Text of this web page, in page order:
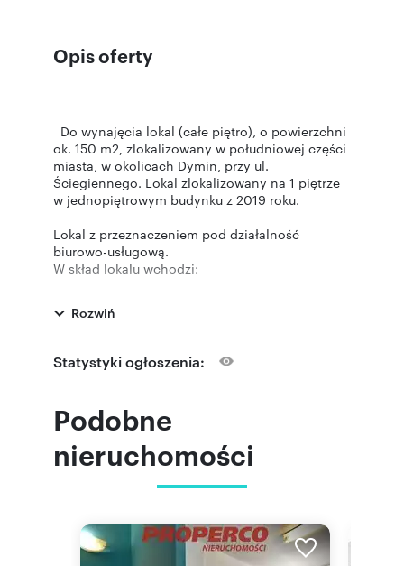
Opis oferty
Do wynajęcia lokal (całe piętro), o powierzchni
ok. 150 m2, zlokalizowany w południowej części
miasta, w okolicach Dymin, przy ul.
Ściegiennego. Lokal zlokalizowany na 1 piętrze
w jednopiętrowym budynku z 2019 roku.
Lokal z przeznaczeniem pod działalność
biurowo-usługową.
W skład lokalu wchodzi:
- toaleta
Zamontowana klimatyzacja, ogrzewanie
podłogowe, w budynku zamontowany
wprowadzenia i rozpoczęcia działalności;
monitorowana, z alarmem.
miasta, ok. 8 km od centrum, przy drodze
Rzeszów.
W cenie czynszu ogrzewanie lokalu.
Rozwiń
Statystyki ogłoszenia:
Podobne
nieruchomości